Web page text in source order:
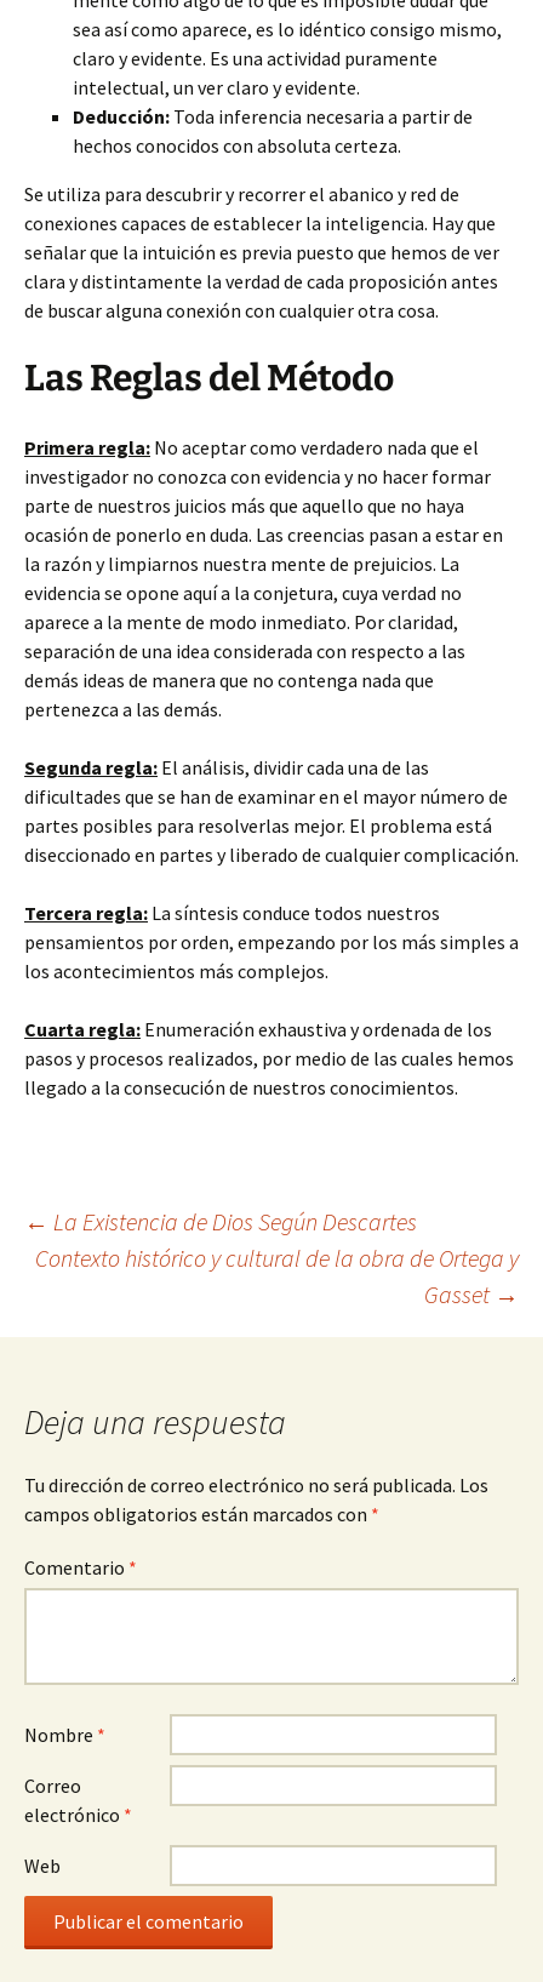
sea así como aparece, es lo idéntico consigo mismo,
claro y evidente. Es una actividad puramente
intelectual, un ver claro y evidente.
Deducción: Toda inferencia necesaria a partir de
hechos conocidos con absoluta certeza.
Se utiliza para descubrir y recorrer el abanico y red de
conexiones capaces de establecer la inteligencia. Hay que
señalar que la intuición es previa puesto que hemos de ver
clara y distintamente la verdad de cada proposición antes
de buscar alguna conexión con cualquier otra cosa.
Las Reglas del Método
Primera regla: No aceptar como verdadero nada que el
investigador no conozca con evidencia y no hacer formar
parte de nuestros juicios más que aquello que no haya
ocasión de ponerlo en duda. Las creencias pasan a estar en
la razón y limpiarnos nuestra mente de prejuicios. La
evidencia se opone aquí a la conjetura, cuya verdad no
aparece a la mente de modo inmediato. Por claridad,
separación de una idea considerada con respecto a las
demás ideas de manera que no contenga nada que
pertenezca a las demás.
Segunda regla: El análisis, dividir cada una de las
dificultades que se han de examinar en el mayor número de
partes posibles para resolverlas mejor. El problema está
diseccionado en partes y liberado de cualquier complicación.
Tercera regla: La síntesis conduce todos nuestros
pensamientos por orden, empezando por los más simples a
los acontecimientos más complejos.
Cuarta regla: Enumeración exhaustiva y ordenada de los
pasos y procesos realizados, por medio de las cuales hemos
llegado a la consecución de nuestros conocimientos.
Navegación
← La Existencia de Dios Según Descartes
Contexto histórico y cultural de la obra de Ortega y
Gasset →
Deja una respuesta
Tu dirección de correo electrónico no será publicada. Los
campos obligatorios están marcados con *
Comentario *
Nombre *
Correo
electrónico *
Web